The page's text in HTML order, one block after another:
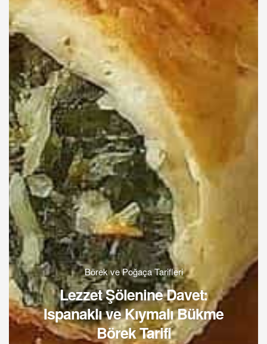
Börek ve Poğaça Tarifleri
Lezzet Şölenine Davet:
Ispanaklı ve Kıymalı Bükme
Börek Tarifi